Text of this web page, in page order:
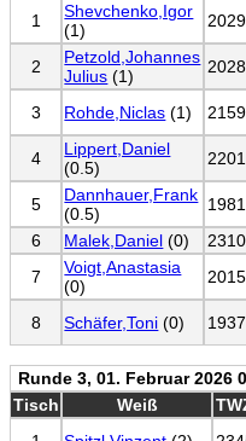
1
Shevchenko,Igor
(1)
2029
2
Petzold,Johannes
Julius (1) 2028
3 Rohde,Niclas (1) 2159
4
Lippert,Daniel
(0.5)
2201
5
Dannhauer,Frank
(0.5)
1981
6
Malek,Daniel (0) 2310
7
Voigt,Anastasia
(0)
2015
8 Schäfer,Toni (0) 1937
Runde 3, 01. Februar 2026
Tisch
Weiß